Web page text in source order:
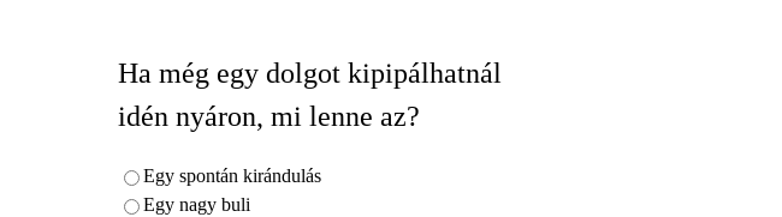
Ha még egy dolgot kipipálhatnál
idén nyáron, mi lenne az?
Egy spontán kirándulás
Egy nagy buli